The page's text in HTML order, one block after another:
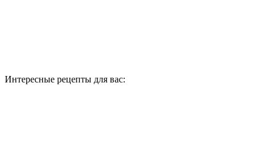
Интересные рецепты для вас: